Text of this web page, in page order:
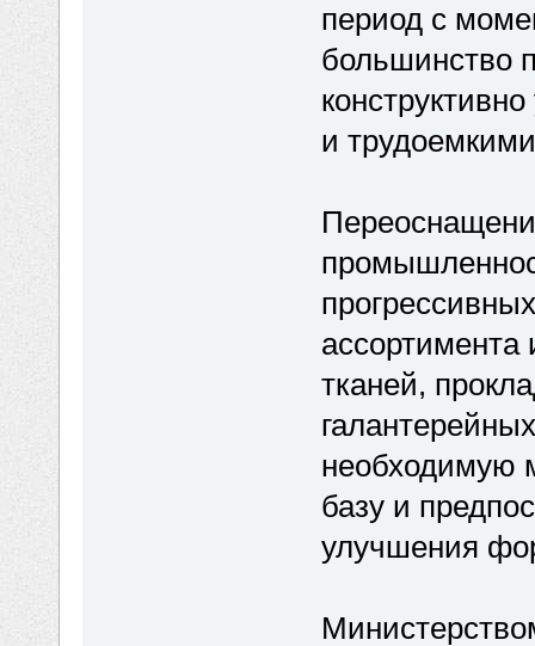
период с
большинство
и
тканей,
необходимую
базу и
улучшения